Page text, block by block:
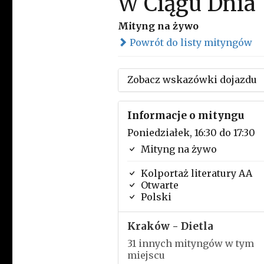
Mityng na żywo
Powrót do listy mityngów
Zobacz wskazówki dojazdu
Informacje o mityngu
Poniedziałek, 16:30 do 17:30
Mityng na żywo
Kolportaż literatury AA
Otwarte
Polski
Kraków - Dietla
31 innych mityngów w tym
miejscu